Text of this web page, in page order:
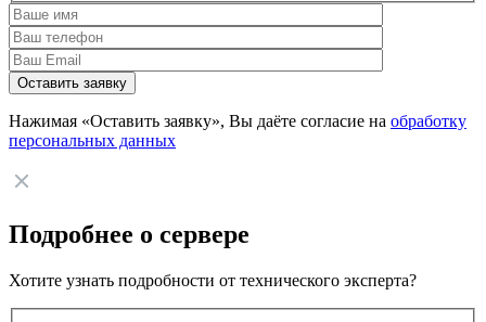
Нажимая «Оставить заявку», Вы даёте согласие на обработку
персональных данных
Подробнее о сервере
Хотите узнать подробности от технического эксперта?